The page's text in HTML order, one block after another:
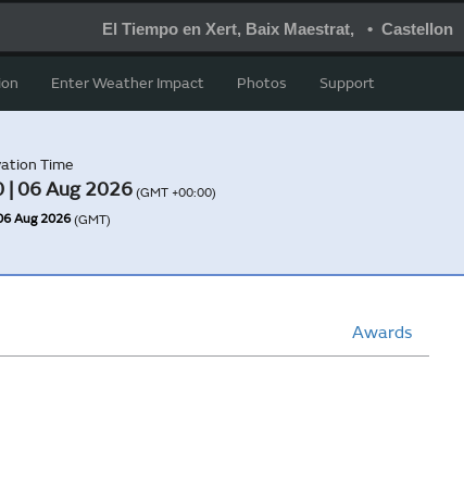
El Tiempo en Xert, Baix Maestrat, • Castellon